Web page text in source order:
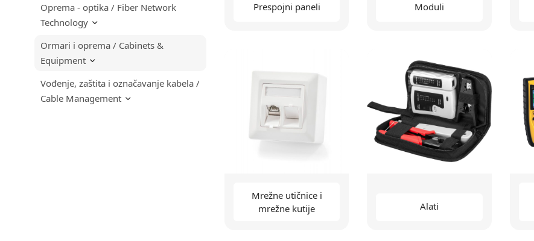
Oprema - optika / Fiber Network
Technology
Ormari i oprema / Cabinets &
Equipment
Vođenje, zaštita i označavanje kabela /
Cable Management
Prespojni paneli Moduli
Mrežne utičnice i
mrežne kutije
Alati